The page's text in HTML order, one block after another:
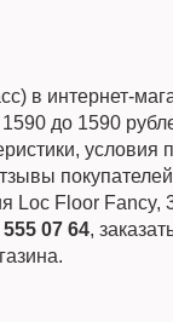
в интернет-
до 1590
условия
Loc Floor Fancy,
07 64,